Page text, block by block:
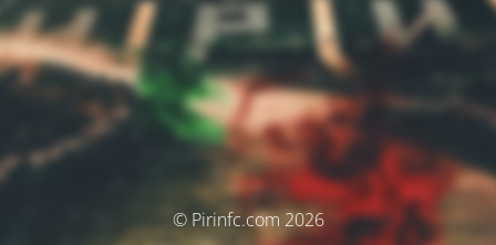
© Pirinfc.com 2026